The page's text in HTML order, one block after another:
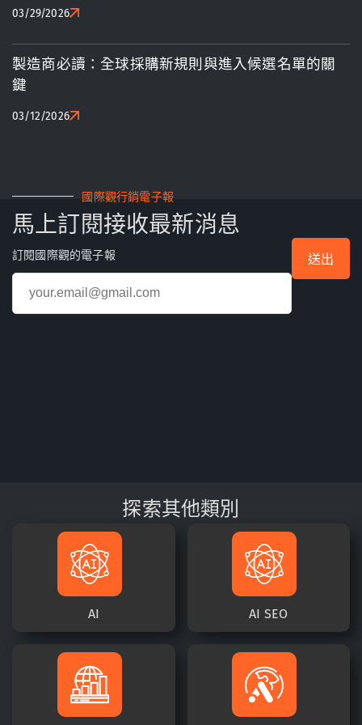
03/29/2026
製造商必讀：全球採購新規則與進入候選名單的關
鍵
03/12/2026
國際觀行銷電子報
馬上訂閱接收最新消息
訂閱國際觀的電子報
探索其他類別
AI AI SEO